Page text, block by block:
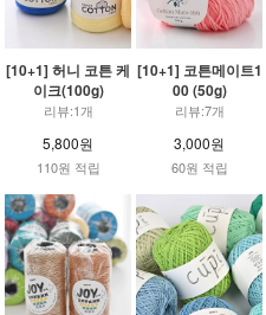
[10+1] 허니 코튼 케
이크(100g)
리뷰:1개
5,800원
110원 적립
[10+1] 코튼메이트1
00 (50g)
리뷰:7개
3,000원
60원 적립